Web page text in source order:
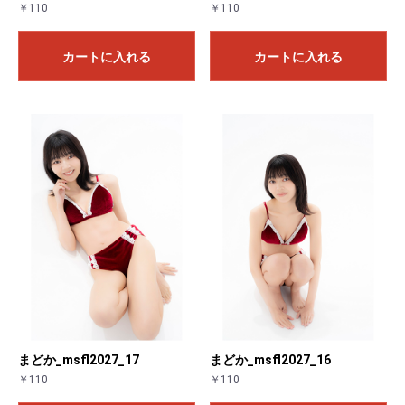
￥110
カートに入れる
￥110
カートに入れる
まどか_msfl2027_17
￥110
まどか_msfl2027_16
￥110